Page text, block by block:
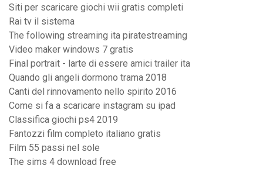
Siti per scaricare giochi wii gratis completi
Rai tv il sistema
The following streaming ita piratestreaming
Video maker windows 7 gratis
Final portrait - larte di essere amici trailer ita
Quando gli angeli dormono trama 2018
Canti del rinnovamento nello spirito 2016
Come si fa a scaricare instagram su ipad
Classifica giochi ps4 2019
Fantozzi film completo italiano gratis
Film 55 passi nel sole
The sims 4 download free